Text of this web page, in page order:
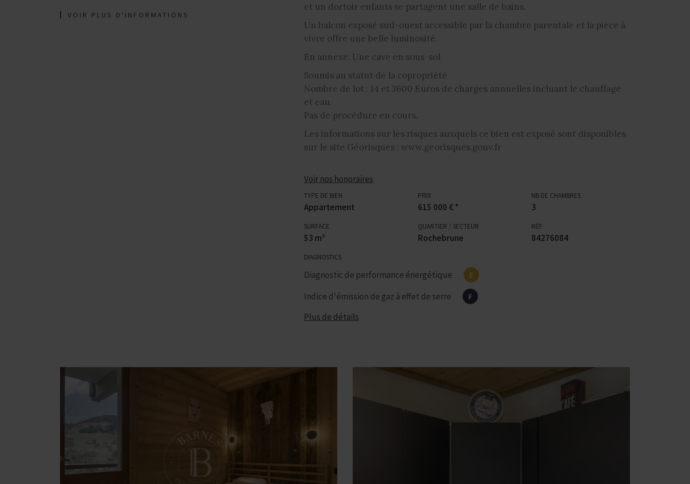
VOIR PLUS D'INFORMATIONS
et un dortoir enfants se partagent une salle de bains.
Un balcon exposé sud-ouest accessible par la chambre parentale et la pièce à
vivre offre une belle luminosité.
En annexe: Une cave en sous-sol
Soumis au statut de la copropriété
Nombre de lot : 14 et 3600 Euros de charges annuelles incluant le chauffage
et eau.
Pas de procédure en cours.
Les informations sur les risques auxquels ce bien est exposé sont disponibles
sur le site Géorisques : www.georisques.gouv.fr
Voir nos honoraires
TYPE DE BIEN
Appartement
PRIX
615 000 € *
NB DE CHAMBRES
3
SURFACE
53 m²
QUARTIER / SECTEUR
Rochebrune
RÉF
84276084
DIAGNOSTICS
Diagnostic de performance énergétique E
Indice d'émission de gaz à effet de serre F
Plus de détails